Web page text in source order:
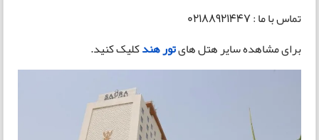
تماس با ما : 02188921447
برای مشاهده سایر هتل هایتور هندکلیک کنید.